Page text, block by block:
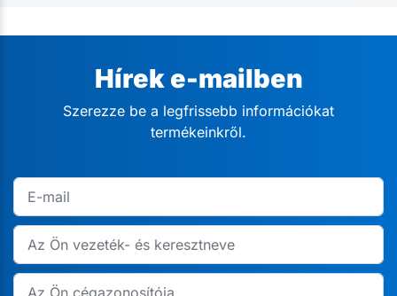
Hírek e-mailben
Szerezze be a legfrissebb információkat
termékeinkről.